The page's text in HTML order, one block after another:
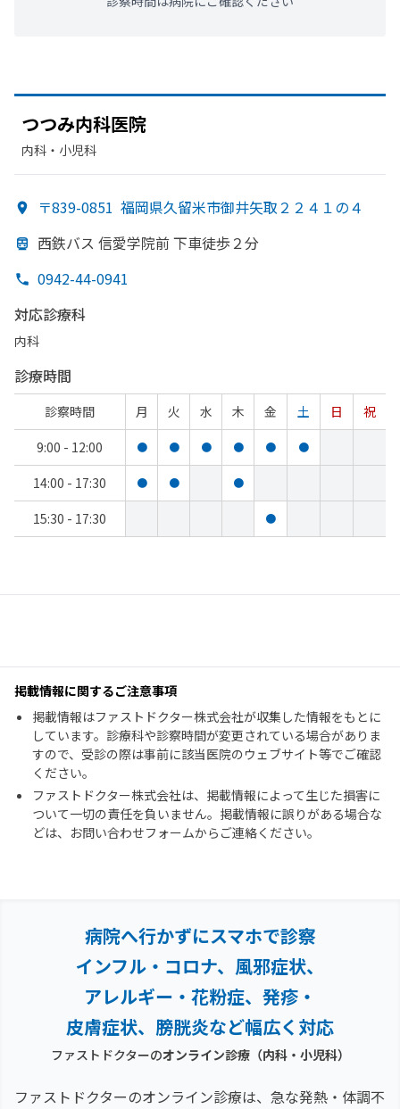
つつみ内科医院
内科・​小児科
〒839-0851 福岡県久留米市御井矢取２２４１の４
西鉄バス 信愛学院前 下車徒歩２分
0942-44-0941
対応診療科
内科
診療時間
診察時間 月 火 水 木 金 土 日
祝
9:00 - 12:00
● ● ● ● ● ●
14:00 - 17:30 ● ● ●
15:30 - 17:30 ●
掲載情報に関するご注意事項
掲載情報はファストドクター株式会社が収集した情報をもとに
しています。診療科や診察時間が変更されている場合がありま
すので、受診の際は事前に該当医院のウェブサイト等でご確認
ください。
ファストドクター株式会社は、掲載情報によって生じた損害に
ついて一切の責任を負いません。掲載情報に誤りがある場合な
どは、お問い合わせフォームからご連絡ください。
病院へ行かずにスマホで診察
インフル・コロナ、風邪症状、
アレルギー・花粉症、 発疹・
皮膚症状、膀胱炎など幅広く対応
ファストドクターのオンライン診療（内科・小児科）
ファストドクターのオンライン診療は、急な発熱・体調不